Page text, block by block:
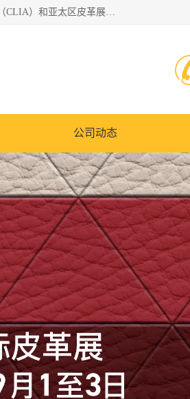
中国国际皮革展（ACLE）是中国规模最大、最权威的国际皮革盛会，自创办以来一直由中国皮革协会（CLIA）和亚太区皮革展有限公司（APLF）共同举办
公司动态